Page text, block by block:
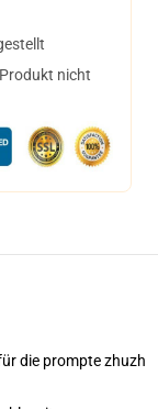
nicht
die prompte zhuzh